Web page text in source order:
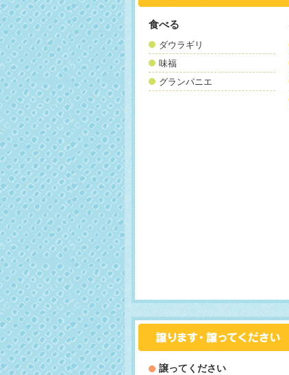
食べる
ダウラギリ
味福
グランパニエ
譲ってください